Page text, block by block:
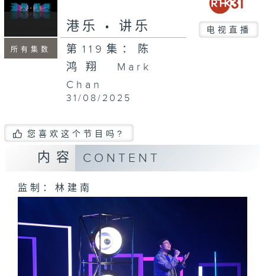
seconds
所有集数
港乐 • 讲乐 电视直播
第119集：陈
鸿翔 Mark
Chan
31/08/2025
您喜欢这个节目吗?
内容 CONTENT
监制：林建南